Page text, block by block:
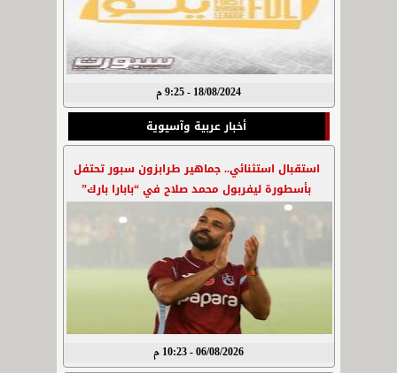
18/08/2024 - 9:25 م
أخبار عربية وآسيوية
استقبال استثنائي.. جماهير طرابزون سبور تحتفل
بأسطورة ليفربول محمد صلاح في “بابارا بارك”
06/08/2026 - 10:23 م